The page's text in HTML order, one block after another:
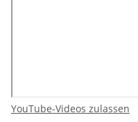
YouTube-Videos zulassen